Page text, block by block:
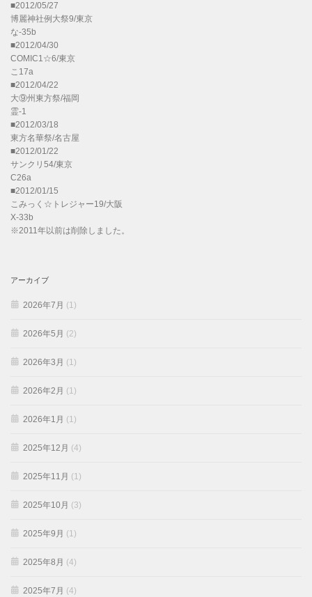
■2012/05/27
博麗神社例大祭9/東京
な-35b
■2012/04/30
COMIC1☆6/東京
こ17a
■2012/04/22
大⑨州東方祭/福岡
霊-1
■2012/03/18
東方名華祭/名古屋
■2012/01/22
サンクリ54/東京
C26a
■2012/01/15
こみっく☆トレジャー19/大阪
X-33b
※2011年以前は削除しました。
アーカイブ
2026年7月 (1)
2026年5月 (2)
2026年3月 (1)
2026年2月 (1)
2026年1月 (1)
2025年12月 (4)
2025年11月 (1)
2025年10月 (3)
2025年9月 (1)
2025年8月 (4)
2025年7月 (4)